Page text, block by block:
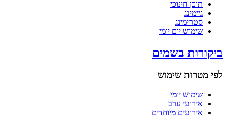
תוכן חינוכי
גיימינג
סטרימינג
שימוש יום יומי
ביקורות בשמים
לפי מטרות שימוש
שימוש יומי
אירועי ערב
אירועים מיוחדים